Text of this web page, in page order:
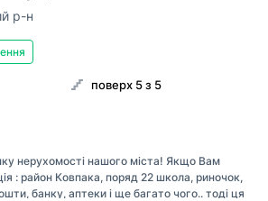
р-н
поверх 5 з 5
нерухомості нашого міста! Якщо Вам
: район Ковпака, поряд 22 школа, риночок,
банку, аптеки і ще багато чого.. тоді ця